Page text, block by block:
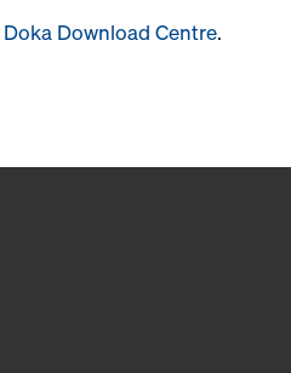
Doka Download Centre.